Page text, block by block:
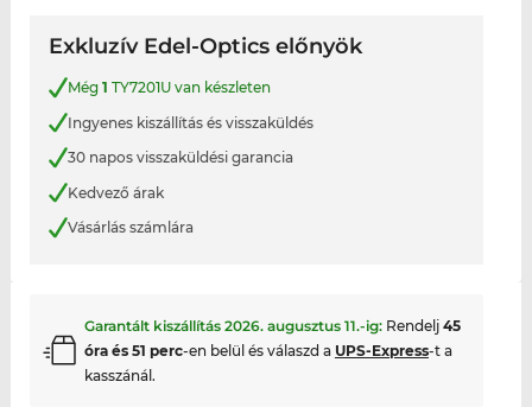
Exkluzív Edel-Optics előnyök
Még 1 TY7201U van készleten
Ingyenes kiszállítás és visszaküldés
30 napos visszaküldési garancia
Kedvező árak
Vásárlás számlára
Garantált kiszállítás 2026. augusztus 11.-ig: Rendelj 45
óra és 51 perc-en belül és válaszd a UPS-Express-t a
kasszánál.